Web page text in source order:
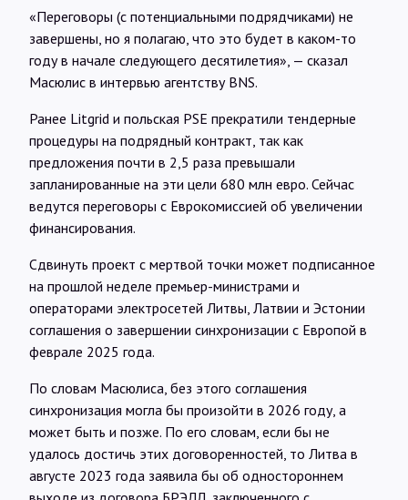
«Переговоры (с потенциальными подрядчиками) не
завершены, но я полагаю, что это будет в каком-то
году в начале следующего десятилетия», — сказал
Масюлис в интервью агентству BNS.
Ранее Litgrid и польская PSE прекратили тендерные
процедуры на подрядный контракт, так как
предложения почти в 2,5 раза превышали
запланированные на эти цели 680 млн евро. Сейчас
ведутся переговоры с Еврокомиссией об увеличении
финансирования.
Сдвинуть проект с мертвой точки может подписанное
на прошлой неделе премьер-министрами и
операторами электросетей Литвы, Латвии и Эстонии
соглашения о завершении синхронизации с Европой в
феврале 2025 года.
По словам Масюлиса, без этого соглашения
синхронизация могла бы произойти в 2026 году, а
может быть и позже. По его словам, если бы не
удалось достичь этих договоренностей, то Литва в
августе 2023 года заявила бы об одностороннем